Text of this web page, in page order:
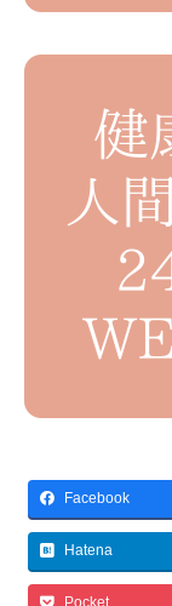
Facebook
Hatena
Pocket